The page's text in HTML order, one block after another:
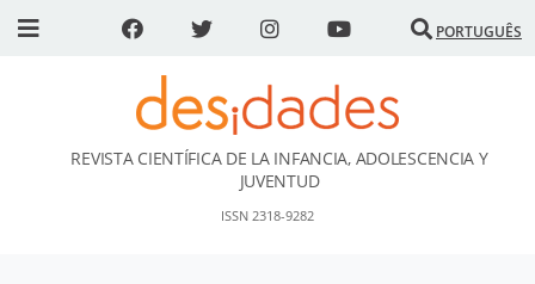
PORTUGUÊS
DESidades
REVISTA CIENTÍFICA DE LA INFANCIA, ADOLESCENCIA Y
JUVENTUD
ISSN 2318-9282